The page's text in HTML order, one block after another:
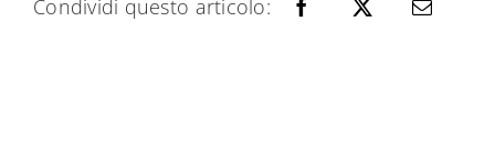
Condividi questo articolo: